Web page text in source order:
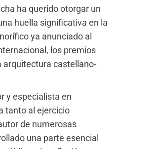
ha querido otorgar un
huella significativa en la
ya anunciado al
los premios
arquitectura castellano-
y especialista en
tanto al ejercicio
de numerosas
una parte esencial